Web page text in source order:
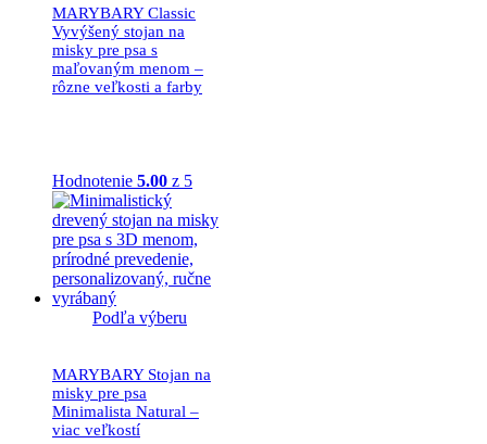
MARYBARY Classic
Vyvýšený stojan na
misky pre psa s
maľovaným menom –
rôzne veľkosti a farby
Hodnotenie 5.00 z 5
Podľa výberu
MARYBARY Stojan na
misky pre psa
Minimalista Natural –
viac veľkostí